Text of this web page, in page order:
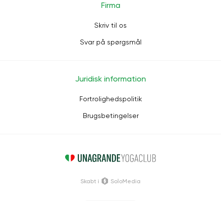
Firma
Skriv til os
Svar på spørgsmål
Juridisk information
Fortrolighedspolitik
Brugsbetingelser
Skabt i SoloMedia